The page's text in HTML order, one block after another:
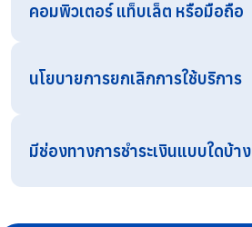
คอมพิวเตอร์ แท็บเล็ต หรือมือถือ
นโยบายการยกเลิกการใช้บริการ
มีช่องทางการชำระเงินแบบใดบ้าง